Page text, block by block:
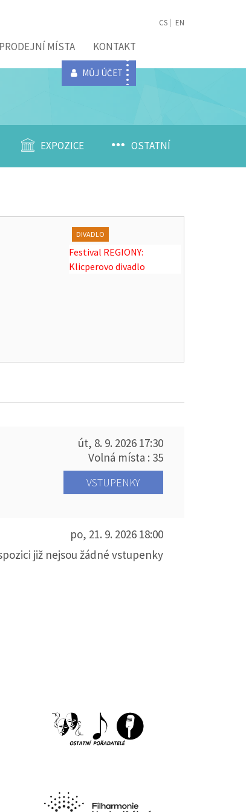
PRODEJNÍ MÍSTA KONTAKT
MŮJ ÚČET
CS EN
EXPOZICE OSTATNÍ
DIVADLO
Festival REGIONY:
Klicperovo divadlo
út, 8. 9. 2026 17:30
Volná místa : 35
VSTUPENKY
po, 21. 9. 2026 18:00
již nejsou žádné vstupenky